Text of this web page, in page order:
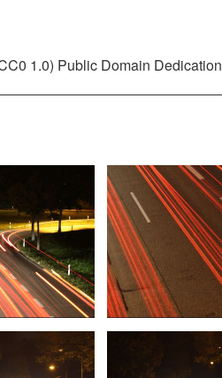
1.0) Public Domain Dedication